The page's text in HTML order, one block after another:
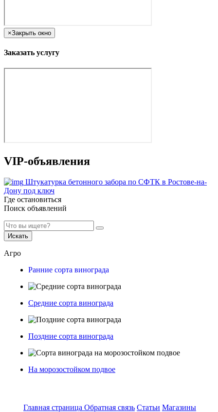
×Закрыть окно
Заказать услугу
VIP-объявления
Штукатурка бетонного забора по СФТК в Ростове-на-
Дону под ключ
Где остановиться
Поиск объявлений
Искать
Агро
Ранние сорта винограда
Средние сорта винограда
Поздние сорта винограда
На морозостойком подвое
Главная страница Обратная связь Статьи Магазины